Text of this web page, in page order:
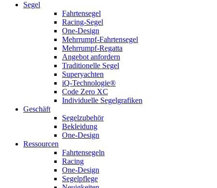
Segel
Fahrtensegel
Racing-Segel
One-Design
Mehrrumpf-Fahrtensegel
Mehrrumpf-Regatta
Angebot anfordern
Traditionelle Segel
Superyachten
iQ-Technologie®
Code Zero XC
Individuelle Segelgrafiken
Geschäft
Segelzubehör
Bekleidung
One-Design
Ressourcen
Fahrtensegeln
Racing
One-Design
Segelpflege